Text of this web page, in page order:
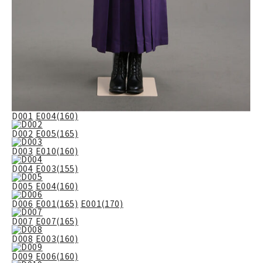
D001 E004(160)
D002 E005(165)
D003 E010(160)
D004 E003(155)
D005 E004(160)
D006 E001(165) E001(170)
D007 E007(165)
D008 E003(160)
D009 E006(160)